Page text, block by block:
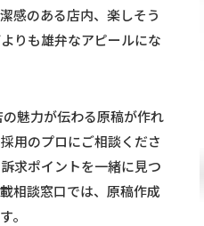
感のある店内、楽しそう
りも雄弁なアピールにな
の魅力が伝わる原稿が作れ
用のプロにご相談くださ
求ポイントを一緒に見つ
相談窓口では、原稿作成
。